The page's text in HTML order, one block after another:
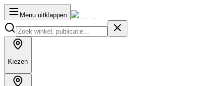
Menu uitklappen
Kiezen